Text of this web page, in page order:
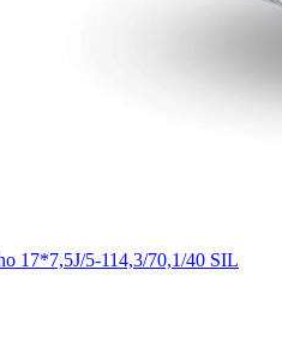
17*7,5J/5-114,3/70,1/40 SIL